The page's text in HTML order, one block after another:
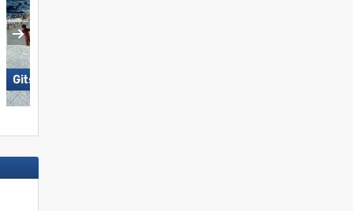
Gitschberg Jochtal